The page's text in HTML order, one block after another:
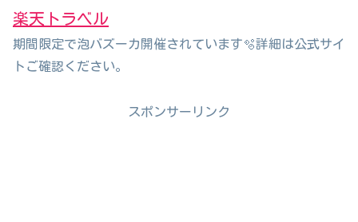
楽天トラベル
期間限定で泡バズーカ開催されています🫧詳細は公式サイ
トご確認ください。
スポンサーリンク